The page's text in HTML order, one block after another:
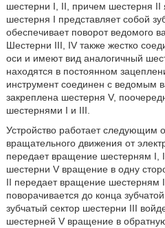
шестерни I, II, причем шестерня II
шестерня I представляет собой
обеспечивает поворот ведомого
Шестерни III, IV также жестко
оси и имеют вид аналогичный
находятся в постоянном
инструмент соединен с ведомым
закреплена шестерня V,
шестернями I и III.
Устройство работает следующим
вращательного движения от
передает вращение шестерням I,
шестерни V вращение в одну
II передает вращение шестерням
поворачивается до конца
зубчатый сектор шестерни III
шестерней V вращение в